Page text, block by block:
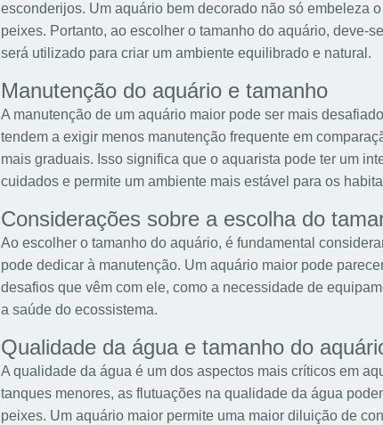
esconderijos. Um aquário bem decorado não só embeleza
peixes. Portanto, ao escolher o tamanho do aquário, deve-
será utilizado para criar um ambiente equilibrado e natural.
Manutenção do aquário e tamanho
A manutenção de um aquário maior pode ser mais
tendem a exigir menos manutenção frequente em
mais graduais. Isso significa que o aquarista pode ter um
cuidados e permite um ambiente mais estável para os
Considerações sobre a escolha do
Ao escolher o tamanho do aquário, é fundamental
pode dedicar à manutenção. Um aquário maior pode
desafios que vêm com ele, como a necessidade de
a saúde do ecossistema.
Qualidade da água e tamanho do
A qualidade da água é um dos aspectos mais críticos em
tanques menores, as flutuações na qualidade da água
peixes. Um aquário maior permite uma maior diluição de